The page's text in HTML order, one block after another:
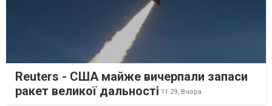
Reuters - США майже вичерпали запаси
ракет великої дальності 11:29, Вчора